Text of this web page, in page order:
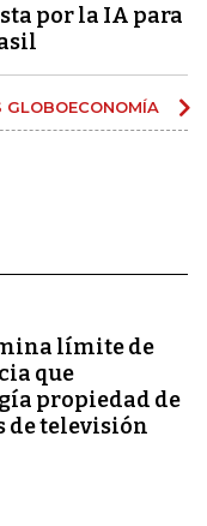
por la IA para
GLOBOECONOMÍA
límite de
que
propiedad de
de televisión